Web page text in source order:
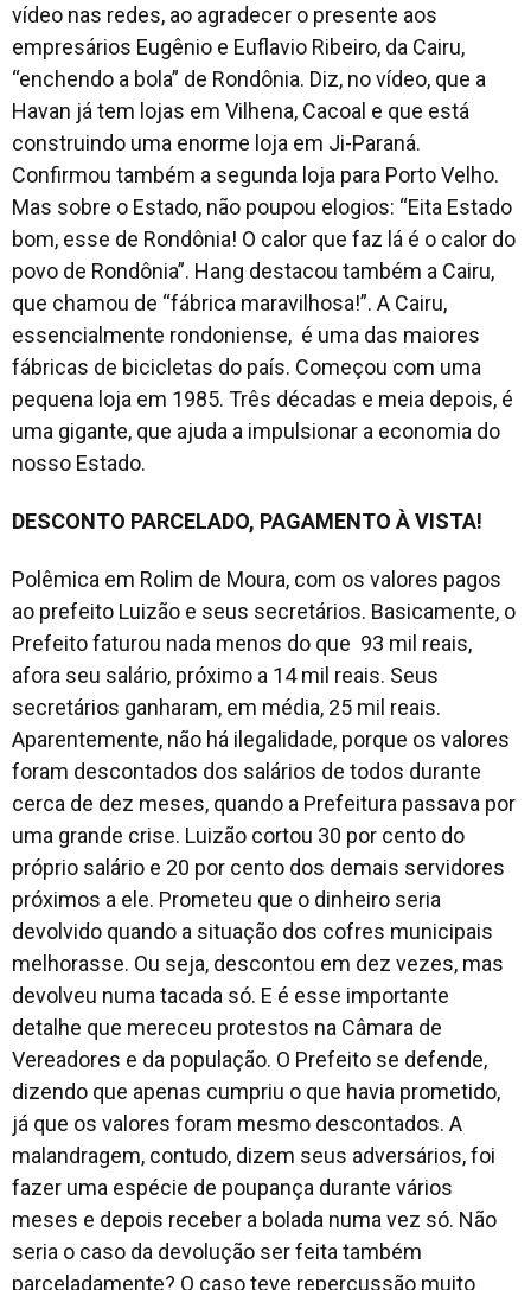
vídeo nas redes, ao agradecer o presente aos
empresários Eugênio e Euflavio Ribeiro, da Cairu,
“enchendo a bola” de Rondônia. Diz, no vídeo, que a
Havan já tem lojas em Vilhena, Cacoal e que está
construindo uma enorme loja em Ji-Paraná.
Confirmou também a segunda loja para Porto Velho.
Mas sobre o Estado, não poupou elogios: “Eita Estado
bom, esse de Rondônia! O calor que faz lá é o calor do
povo de Rondônia”. Hang destacou também a Cairu,
que chamou de “fábrica maravilhosa!”. A Cairu,
essencialmente rondoniense, é uma das maiores
fábricas de bicicletas do país. Começou com uma
pequena loja em 1985. Três décadas e meia depois, é
uma gigante, que ajuda a impulsionar a economia do
nosso Estado.
DESCONTO PARCELADO, PAGAMENTO À VISTA!
Polêmica em Rolim de Moura, com os valores pagos
ao prefeito Luizão e seus secretários. Basicamente, o
Prefeito faturou nada menos do que 93 mil reais,
afora seu salário, próximo a 14 mil reais. Seus
secretários ganharam, em média, 25 mil reais.
Aparentemente, não há ilegalidade, porque os valores
foram descontados dos salários de todos durante
cerca de dez meses, quando a Prefeitura passava por
uma grande crise. Luizão cortou 30 por cento do
próprio salário e 20 por cento dos demais servidores
próximos a ele. Prometeu que o dinheiro seria
devolvido quando a situação dos cofres municipais
melhorasse. Ou seja, descontou em dez vezes, mas
devolveu numa tacada só. E é esse importante
detalhe que mereceu protestos na Câmara de
Vereadores e da população. O Prefeito se defende,
dizendo que apenas cumpriu o que havia prometido,
já que os valores foram mesmo descontados. A
malandragem, contudo, dizem seus adversários, foi
fazer uma espécie de poupança durante vários
meses e depois receber a bolada numa vez só. Não
seria o caso da devolução ser feita também
parceladamente? O caso teve repercussão muito